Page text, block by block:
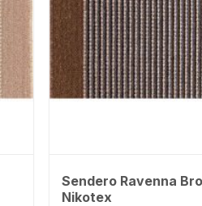
Sendero Ravenna
Nikotex